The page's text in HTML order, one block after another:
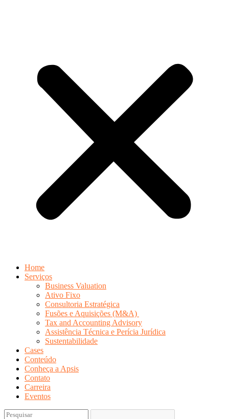
Home
Serviços
Business Valuation
Ativo Fixo
Consultoria Estratégica
Fusões e Aquisições (M&A)
Tax and Accounting Advisory
Assistência Técnica e Perícia Jurídica
Sustentabilidade
Cases
Conteúdo
Conheça a Apsis
Contato
Carreira
Eventos